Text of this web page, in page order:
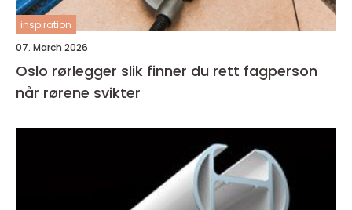
inspiration
07. March 2026
Oslo rørlegger slik finner du rett fagperson
når rørene svikter